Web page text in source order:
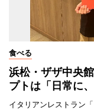
食べる
浜松・ザザ中央
プトは「日常に
イタリアンレストラン